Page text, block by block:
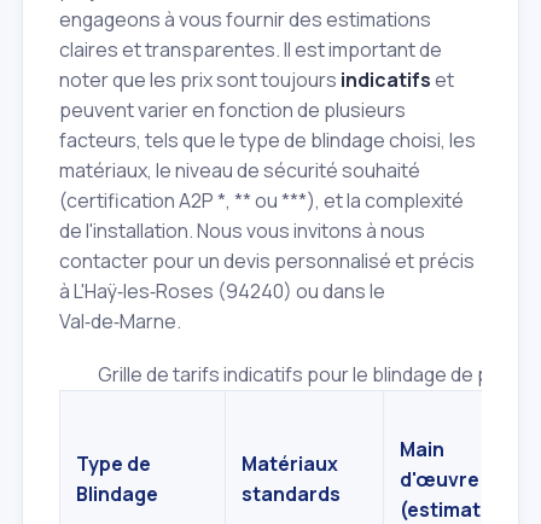
engageons à vous fournir des estimations
claires et transparentes. Il est important de
noter que les prix sont toujours indicatifset
peuvent varier en fonction de plusieurs
facteurs, tels que le type de blindage choisi, les
matériaux, le niveau de sécurité souhaité
(certification A2P *, ** ou ***), et la complexité
de l'installation. Nous vous invitons à nous
contacter pour un devis personnalisé et précis
à L'Haÿ‑les‑Roses (94240) ou dans le
Val‑de‑Marne.
Grille de tarifs indicatifs pour le blindage de porte
Type de
Blindage
Matériaux
standards
Main
d'œuvre
(estimation)